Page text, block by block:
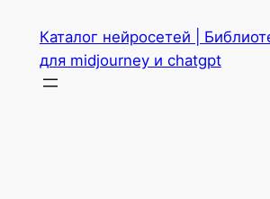
содержимому
Каталог нейросетей |
для midjourney и chatgpt